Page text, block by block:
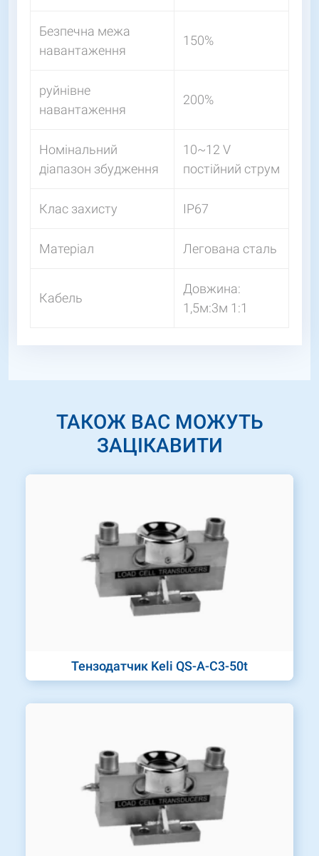
Безпечна межа
навантаження
150%
руйнівне
навантаження
200%
Номінальний
діапазон збудження
10~12 V
постійний струм
Клас захисту IP67
Матеріал Легована сталь
Кабель
Довжина:
1,5м:3м 1:1
ТАКОЖ ВАС МОЖУТЬ
ЗАЦІКАВИТИ
Тензодатчик Keli QS-A-C3-50t